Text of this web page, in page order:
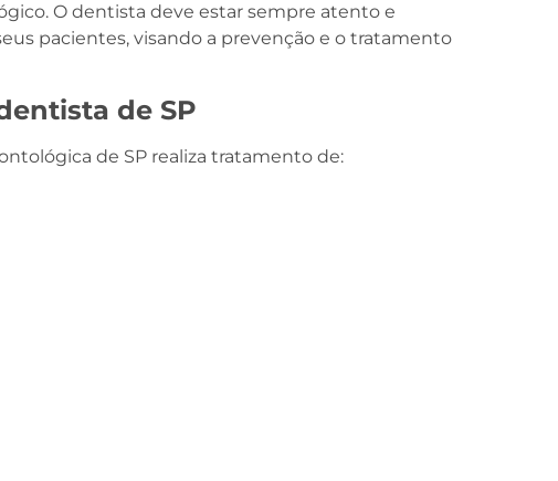
O dentista deve estar sempre atento e
pacientes, visando a prevenção e o tratamento
de SP
de SP realiza tratamento de: